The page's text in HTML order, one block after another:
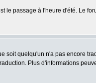
passage à l'heure d'été. Le
quelqu'un n'a pas encore
Plus d'informations